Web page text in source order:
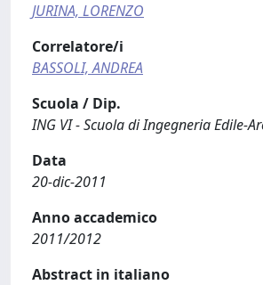
JURINA, LORENZO
Correlatore/i
BASSOLI, ANDREA
Scuola / Dip.
ING VI - Scuola di Ingegneria Edile-
Data
20-dic-2011
Anno accademico
2011/2012
Abstract in italiano